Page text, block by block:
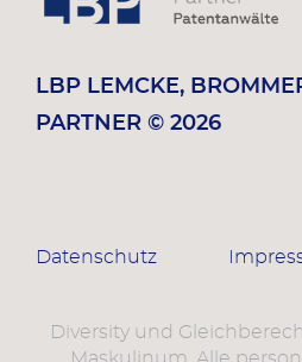
LBP LEMCKE,
PARTNER © 2026
Datenschutz
Diversity und